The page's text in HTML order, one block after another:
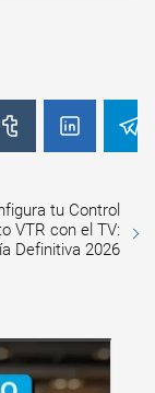
tu Control
VTR con el TV:
Definitiva 2026